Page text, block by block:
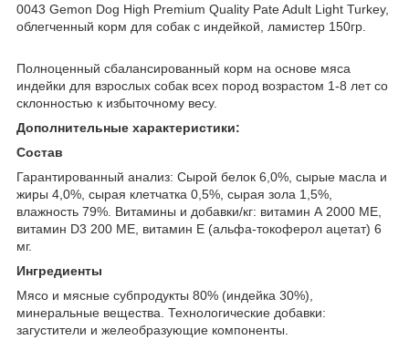
0043 Gemon Dog High Premium Quality Pate Adult Light Turkey,
облегченный корм для собак с индейкой, ламистер 150гр.
Полноценный сбалансированный корм на основе мяса
индейки для взрослых собак всех пород возрастом 1-8 лет со
склонностью к избыточному весу.
Дополнительные характеристики:
Состав
Гарантированный анализ: Сырой белок 6,0%, сырые масла и
жиры 4,0%, сырая клетчатка 0,5%, сырая зола 1,5%,
влажность 79%. Витамины и добавки/кг: витамин А 2000 МЕ,
витамин D3 200 МЕ, витамин Е (альфа-токоферол ацетат) 6
мг.
Ингредиенты
Мясо и мясные субпродукты 80% (индейка 30%),
минеральные вещества. Технологические добавки:
загустители и желеобразующие компоненты.